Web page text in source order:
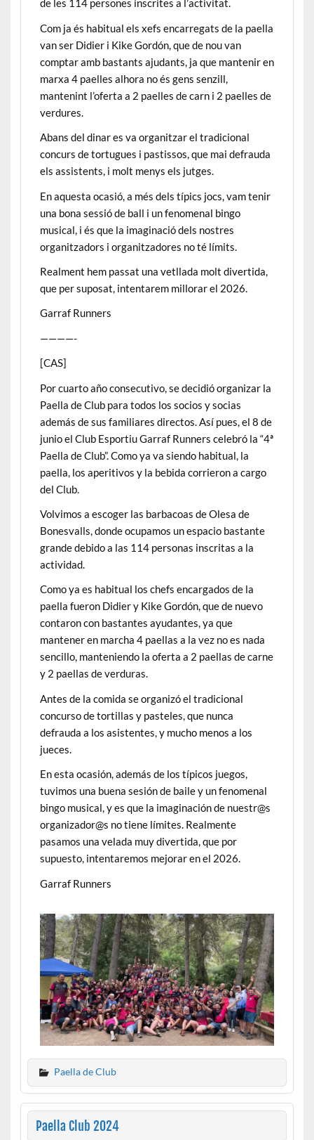
de les 114 persones inscrites a l’activitat.
Com ja és habitual els xefs encarregats de la paella
van ser Didier i Kike Gordón, que de nou van
comptar amb bastants ajudants, ja que mantenir en
marxa 4 paelles alhora no és gens senzill,
mantenint l’oferta a 2 paelles de carn i 2 paelles de
verdures.
Abans del dinar es va organitzar el tradicional
concurs de tortugues i pastissos, que mai defrauda
els assistents, i molt menys els jutges.
En aquesta ocasió, a més dels típics jocs, vam tenir
una bona sessió de ball i un fenomenal bingo
musical, i és que la imaginació dels nostres
organitzadors i organitzadores no té límits.
Realment hem passat una vetllada molt divertida,
que per suposat, intentarem millorar el 2026.
Garraf Runners
————-
[CAS]
Por cuarto año consecutivo, se decidió organizar la
Paella de Club para todos los socios y socias
además de sus familiares directos. Así pues, el 8 de
junio el Club Esportiu Garraf Runners celebró la “4ª
Paella de Club”. Como ya va siendo habitual, la
paella, los aperitivos y la bebida corrieron a cargo
del Club.
Volvimos a escoger las barbacoas de Olesa de
Bonesvalls, donde ocupamos un espacio bastante
grande debido a las 114 personas inscritas a la
actividad.
Como ya es habitual los chefs encargados de la
paella fueron Didier y Kike Gordón, que de nuevo
contaron con bastantes ayudantes, ya que
mantener en marcha 4 paellas a la vez no es nada
sencillo, manteniendo la oferta a 2 paellas de carne
y 2 paellas de verduras.
Antes de la comida se organizó el tradicional
concurso de tortillas y pasteles, que nunca
defrauda a los asistentes, y mucho menos a los
jueces.
En esta ocasión, además de los típicos juegos,
tuvimos una buena sesión de baile y un fenomenal
bingo musical, y es que la imaginación de nuestr@s
organizador@s no tiene límites. Realmente
pasamos una velada muy divertida, que por
supuesto, intentaremos mejorar en el 2026.
Garraf Runners
Paella de Club
Paella Club 2024